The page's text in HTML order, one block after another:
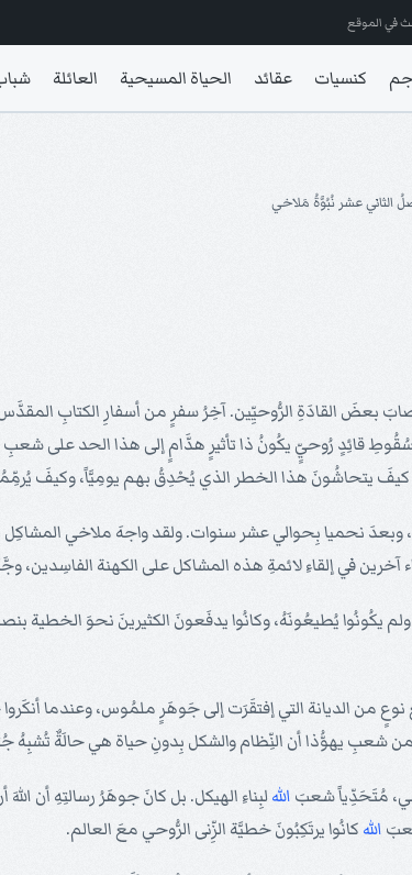
في الموقع
كنسيات عقائد الحياة المسيحية العائلة
الثاني عشر نُبُوَّةُ مَلاخي
بعضَ القادَةِ الرُّوحيِّين. آخِرُ سفرٍ من أسفارِ الكتابِ
قائِدٍ رُوحيٍّ يكُونُ ذا تأثيرٍ هدَّامٍ إلى هذا الحد على شعبِ
كيفَ يتحاشُونَ هذا الخطر الذي يُحْدِقُ بهم يومِيَّاً، وكيفَ
نحميا بِحوالي عشر سنوات. ولقد واجهَ ملاخي المشاكِل
في إلقاءِ لائمةِ هذه المشاكل على الكهنة الفاسِدين،
يكُونُوا يُطيعُونَهُ، وكانُوا يدفَعونَ الكثيرينَ نحوَ الخطية
من الديانة التي إفتقَرَت إلى جَوهَرٍ ملمُوس، وعندما
من شعبِ يهوُّذا أن النِّظام والشكل بِدونِ حياة هي حالَةٌ تُشبِهُ
مُتَحَدِّياً شعبَ الله لبِناءِ الهيكل. بل كانَ جوهَرُ رسالتِهِ أن
الله كانُوا يرتَكِبُونَ خطيَّة الزِّنى الرُّوحي معَ العالم.